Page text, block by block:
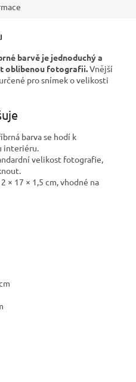
barvě je jednoduchý a
oblíbenou fotografii.Vnější
pro snímek o velikosti
barva se hodí k
interiéru.
velikost fotografie,
× 17 × 1,5 cm, vhodné na